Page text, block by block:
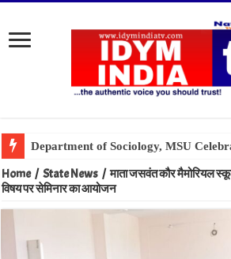
Home / State News / माता जसवंत कौर मैमोरियल
विषय पर सेमिनार का आयोजन